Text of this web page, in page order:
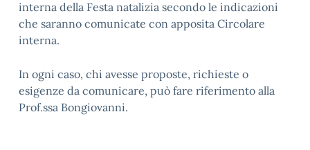
interna della Festa natalizia secondo le indicazioni
che saranno comunicate con apposita Circolare
interna.
In ogni caso, chi avesse proposte, richieste o
esigenze da comunicare, può fare riferimento alla
Prof.ssa Bongiovanni.